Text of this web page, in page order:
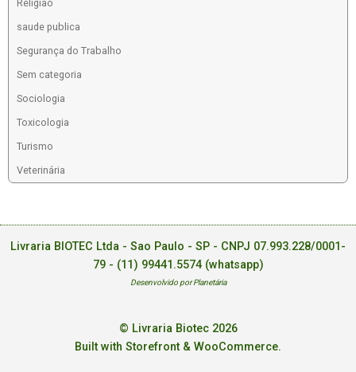
Religiao
saude publica
Segurança do Trabalho
Sem categoria
Sociologia
Toxicologia
Turismo
Veterinária
Livraria BIOTEC Ltda - Sao Paulo - SP - CNPJ 07.993.228/0001-
79 - (11) 99441.5574 (whatsapp)
Desenvolvido por Planetária
© Livraria Biotec 2026
Built with Storefront & WooCommerce.